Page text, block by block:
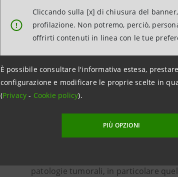
!
Cliccando sulla [x] di chiusura del
profilazione. Non potremo, perciò,
offrirti contenuti in linea con le tue
È possibile consultare l'informativa estesa,
configurazione e modificare le proprie scelte in
(Privacy- Cookie policy).
PIÙ OPZIONI
“Un Ace per la Ricerca”
Anche quest’anno Intesa Sanpaolo
con l’iniziativa “Un Ace per la
Parallelamente, è attiva suForfunding
Microscopio Blu, strumento in
patologie tumorali, in particolare